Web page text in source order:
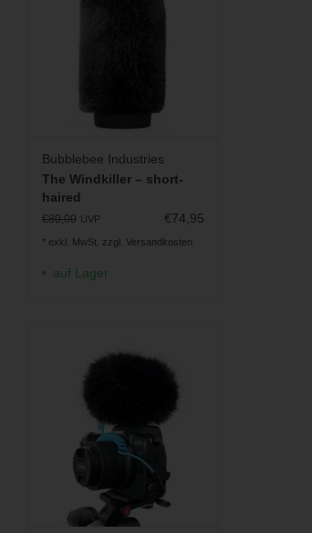
ZUM WARENKORB HINZUFÜGEN
Bubblebee Industries
The Windkiller – short-
haired
€80,00 UVP €74,95
* exkl. MwSt. zzgl. Versandkosten
auf Lager
MKE200
ZUM WARENKORB HINZUFÜGEN